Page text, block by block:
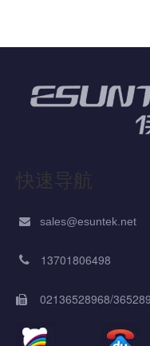
快速导航
 sales@esuntek.net
 13701806498
 02136528968/